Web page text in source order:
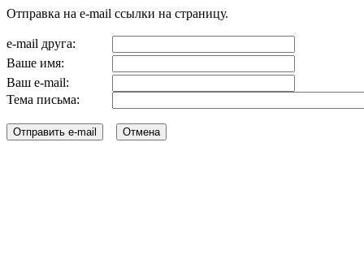
Отправка на e-mail ссылки на страницу.
e-mail друга:
Ваше имя:
Ваш e-mail:
Тема письма: